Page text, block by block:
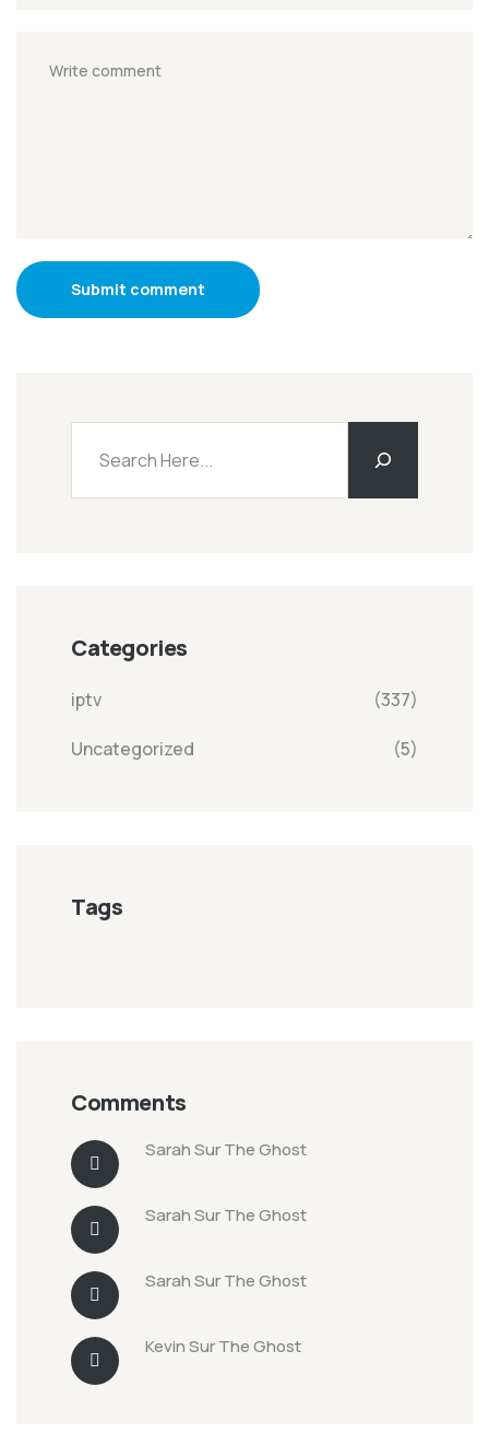
Submit comment
Categories
iptv (337)
Uncategorized (5)
Tags
Comments
SarahSurThe Ghost
SarahSurThe Ghost
SarahSurThe Ghost
KevinSurThe Ghost